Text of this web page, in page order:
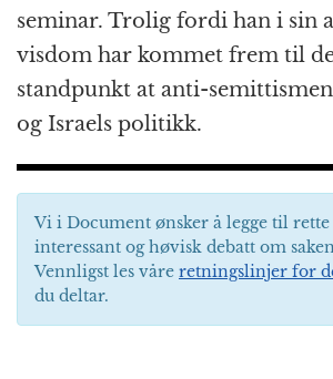
seminar. Trolig fordi han i sin
visdom har kommet frem til
standpunkt at anti-
og Israels politikk.
Vi i Document ønsker å legge til
interessant og høvisk debatt om
Vennligst les våre retningslinjer for
du deltar.